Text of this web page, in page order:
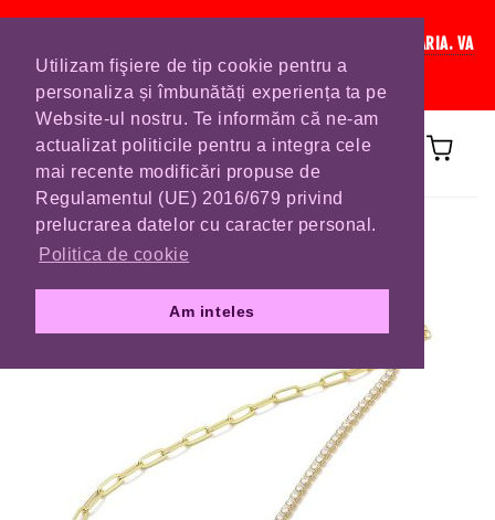
Utilizam fişiere de tip cookie pentru a
personaliza și îmbunătăți experiența ta pe
Website-ul nostru. Te informăm că ne-am
actualizat politicile pentru a integra cele
mai recente modificări propuse de
Regulamentul (UE) 2016/679 privind
prelucrarea datelor cu caracter personal.
Politica de cookie
Am inteles
IN CURAND INCHIDEM LISTA DE COMENZI PENTRU SFANTA MARIA. VA
RUGAM SA VA PLASATI COMENZILE DIN TIMP.
Prima pagină COLIERE